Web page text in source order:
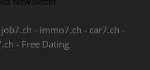
job7.ch - immo7.ch - car7.ch -
- Free Dating